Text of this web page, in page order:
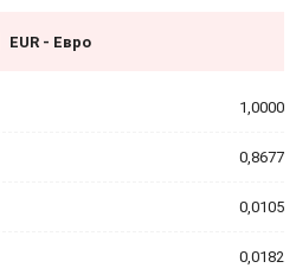
EUR - Евро
1,0000
0,8677
0,0105
0,0182